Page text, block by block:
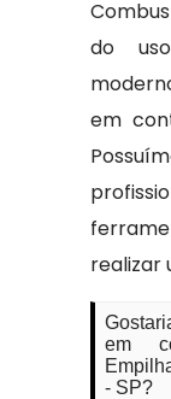
do
em
realizar
em
- SP?